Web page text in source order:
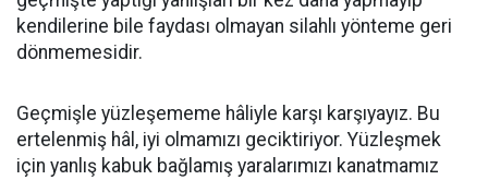
kendilerine bile faydası olmayan silahlı yönteme geri
dönmemesidir.
Geçmişle yüzleşememe hâliyle karşı karşıyayız. Bu
ertelenmiş hâl, iyi olmamızı geciktiriyor. Yüzleşmek
için yanlış kabuk bağlamış yaralarımızı kanatmamız